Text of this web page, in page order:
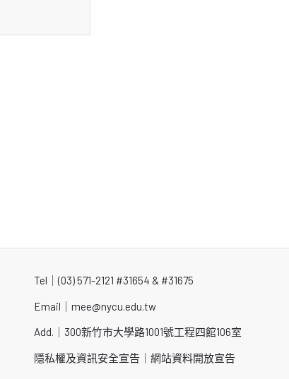
Tel｜(03) 571-2121 #31654 & #31675
Email｜ mee@nycu.edu.tw
Add.｜300新竹市大學路1001號工程四館106室
隱私權及資訊安全宣告 網站資料開放宣告